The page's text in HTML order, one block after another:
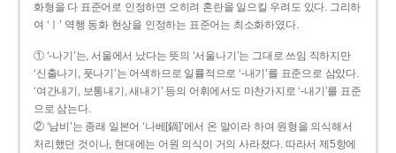
화형을 다 표준어로 인정하면 오히려 혼란을 일으킬 우려도 있다. 그리하
여 ‘ㅣ’ 역행 동화 현상을 인정하는 표준어는 최소화하였다.
① ‘-나기’는, 서울에서 났다는 뜻의 ‘서울나기’는 그대로 쓰임 직하지만
‘신출나기, 풋나기’는 어색하므로 일률적으로 ‘-내기’를 표준으로 삼았다.
‘여간내기, 보통내기, 새내기’ 등의 어휘에서도 마찬가지로 ‘-내기’를 표준
으로 삼는다.
② ‘남비’는 종래 일본어 ‘나베[鍋]’에서 온 말이라 하여 원형을 의식해서
처리했던 것이나, 현대에는 어원 의식이 거의 사라졌다. 따라서 제5항에